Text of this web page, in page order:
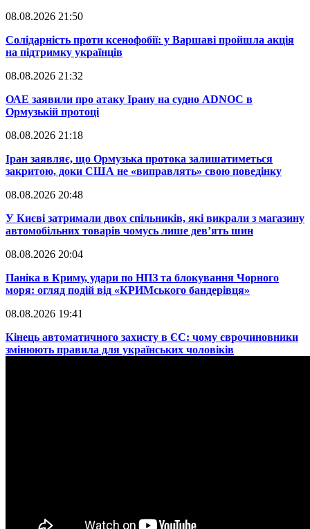
08.08.2026 21:50
​Солідарність проти ксенофобії: у Варшаві пройшла акція
на підтримку українців
08.08.2026 21:32
​ОАЕ заявили про атаку Ірану на судно ADNOC в
Ормузькій протоці
08.08.2026 21:18
​Іран заявляє, що Ормузька протока залишатиметься
закритою, доки США не «виправлять» свою поведінку
08.08.2026 20:48
​У Києві затримали двох спільників, які викрали з магазину
автомобільних товарів чомусь лише дев’ять шин
08.08.2026 20:04
Паніка в Криму, удари по НПЗ та блокування Чорного
моря: огляд подій від «КРИМського бандерівця»
08.08.2026 19:41
​Кінець автоматичного захисту в ЄС: чому єврочиновники
змінюють правила для українських чоловіків